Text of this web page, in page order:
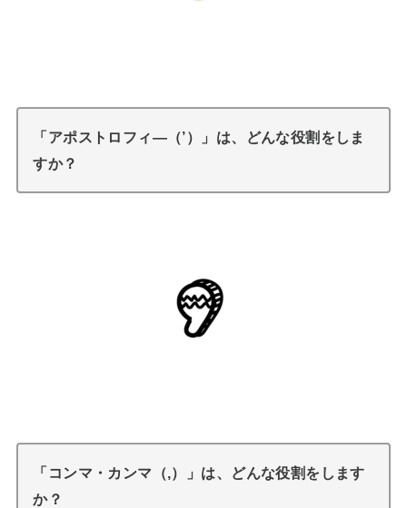
「アポストロフィ―（’）」は、どんな役割をしま
すか？
「コンマ・カンマ（,）」は、どんな役割をします
か？